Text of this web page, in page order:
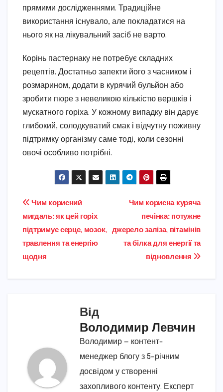
прямими дослідженнями. Традиційне
використання існувало, але покладатися на
нього як на лікувальний засіб не варто.
Корінь пастернаку не потребує складних
рецептів. Достатньо запекти його з часником і
розмарином, додати в курячий бульйон або
зробити пюре з невеликою кількістю вершків і
мускатного горіха. У кожному випадку він дарує
глибокий, солодкуватий смак і відчутну поживну
підтримку організму саме тоді, коли сезонні
овочі особливо потрібні.
Навігація
записів
Чим корисна куряча
печінка: потужне
джерело заліза, вітамінів
та білка для енергії та
відновлення
Чим корисний
мигдаль: як цей горіх
підтримує серце, мозок,
травлення та енергію
щодня
Від
Володимир Левчин
Володимир — контент-
менеджер блогу з 5-річним
досвідом у створенні
захопливого контенту. Експерт